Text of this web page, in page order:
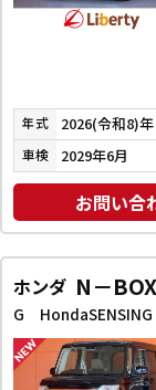
年式 2026(令和8)年
車検 2029年6月
お問い合
ホンダ N－BOX